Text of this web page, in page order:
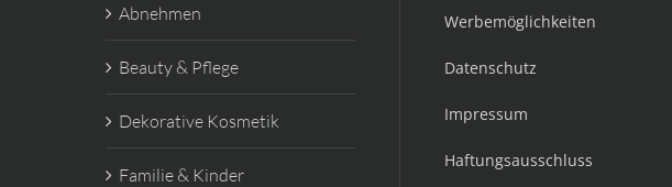
Abnehmen
Beauty & Pflege
Dekorative Kosmetik
Familie & Kinder
Werbemöglichkeiten
Datenschutz
Impressum
Haftungsausschluss